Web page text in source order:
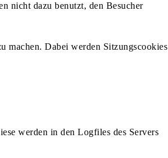
nicht dazu benutzt, den Besucher
machen. Dabei werden Sitzungscookies
werden in den Logfiles des Servers